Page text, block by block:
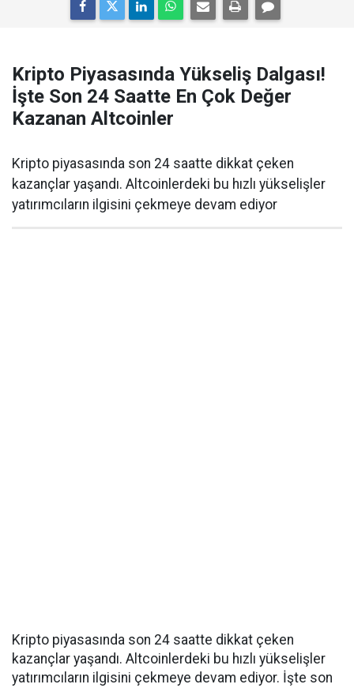
Kripto Piyasasında Yükseliş Dalgası!
İşte Son 24 Saatte En Çok Değer
Kazanan Altcoinler
Kripto piyasasında son 24 saatte dikkat çeken
kazançlar yaşandı. Altcoinlerdeki bu hızlı yükselişler
yatırımcıların ilgisini çekmeye devam ediyor
Kripto piyasasında son 24 saatte dikkat çeken
kazançlar yaşandı. Altcoinlerdeki bu hızlı yükselişler
yatırımcıların ilgisini çekmeye devam ediyor. İşte son